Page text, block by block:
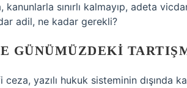
sınırlı kalmayıp, adeta
adil, ne kadar gerekli?
GÜNÜMÜZDEKI
yazılı hukuk sisteminin dışında